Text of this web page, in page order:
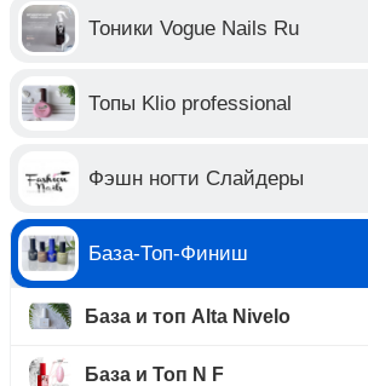
Тоники Vogue Nails Ru
Топы Klio professional
Фэшн ногти Слайдеры
База-Топ-Финиш
База и топ Alta Nivelo
База и Топ N F